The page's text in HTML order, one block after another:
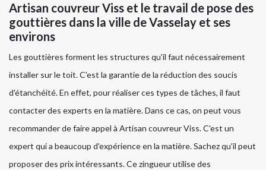
Artisan couvreur Viss et le travail de pose des
gouttières dans la ville de Vasselay et ses
environs
Les gouttières forment les structures qu'il faut nécessairement
installer sur le toit. C'est la garantie de la réduction des soucis
d'étanchéité. En effet, pour réaliser ces types de tâches, il faut
contacter des experts en la matière. Dans ce cas, on peut vous
recommander de faire appel à Artisan couvreur Viss. C'est un
expert qui a beaucoup d'expérience en la matière. Sachez qu'il peut
proposer des prix intéressants. Ce zingueur utilise des